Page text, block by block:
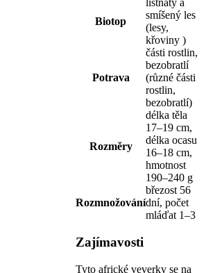
Biotop
listnatý a
smíšený les
(lesy,
křoviny )
Potrava
části rostlin,
bezobratlí
(různé části
rostlin,
bezobratlí)
Rozměry
délka těla
17–19 cm,
délka ocasu
16–18 cm,
hmotnost
190–240 g
Rozmnožování
březost 56
dní, počet
mláďat 1–3
Zajímavosti
Tyto africké veverky se na